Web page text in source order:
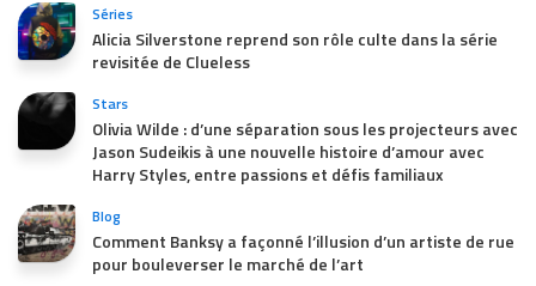
Séries
Alicia Silverstone reprend son rôle culte dans la série
revisitée de Clueless
Stars
Olivia Wilde : d’une séparation sous les projecteurs avec
Jason Sudeikis à une nouvelle histoire d’amour avec
Harry Styles, entre passions et défis familiaux
Blog
Comment Banksy a façonné l’illusion d’un artiste de rue
pour bouleverser le marché de l’art